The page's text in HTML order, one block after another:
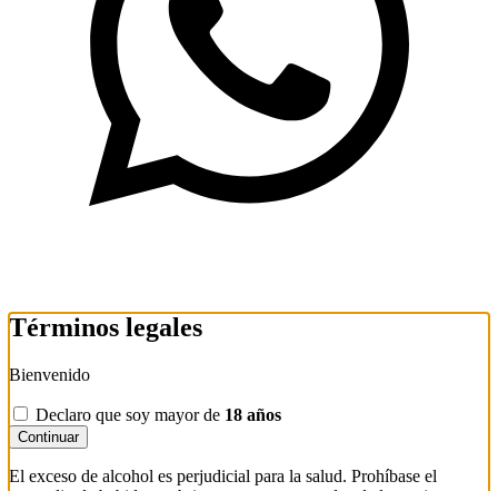
Términos legales
Bienvenido
Declaro que soy mayor de 18 años
Continuar
El exceso de alcohol es perjudicial para la salud. Prohíbase el